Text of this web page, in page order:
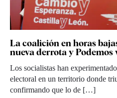
La coalición en horas
nueva derrota y Podemos
Los socialistas han
electoral en un territorio donde
confirmando que lo de […]